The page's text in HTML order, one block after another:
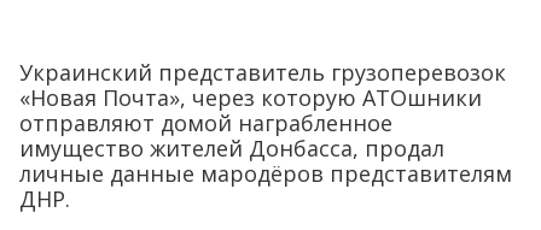
Украинский представитель грузоперевозок
«Новая Почта», через которую АТОшники
отправляют домой награбленное
имущество жителей Донбасса, продал
личные данные мародёров представителям
ДНР.